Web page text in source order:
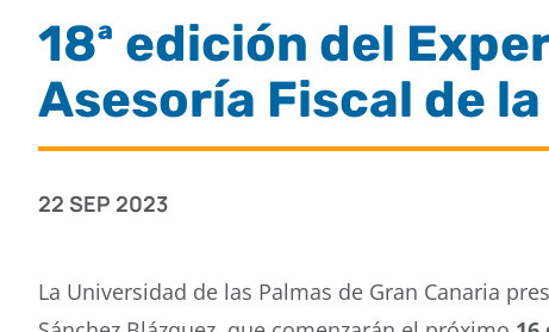
18ª edición del
Asesoría Fiscal de la
22 SEP 2023
La Universidad de las Palmas de Gran Canaria